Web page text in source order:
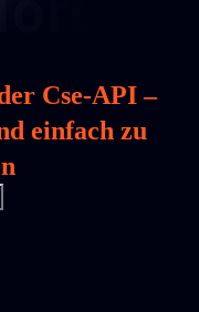
Cse-API –
einfach zu